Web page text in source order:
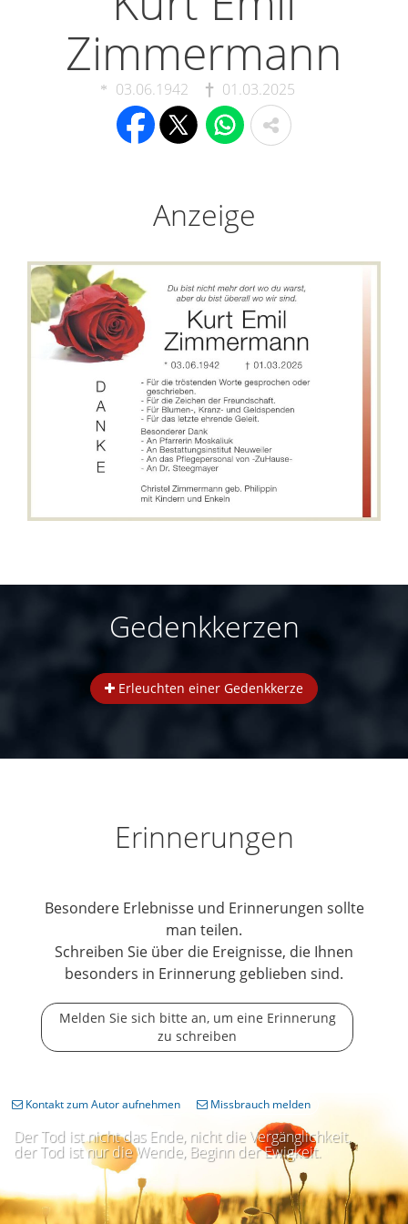
Zimmermann
03.06.1942 01.03.2025
Anzeige
Gedenkkerzen
Erleuchten einer Gedenkkerze
Erinnerungen
Besondere Erlebnisse und Erinnerungen sollte
man teilen.
Schreiben Sie über die Ereignisse, die Ihnen
besonders in Erinnerung geblieben sind.
Melden Sie sich bitte an, um eine Erinnerung
zu schreiben
Der Tod ist nicht das Ende, nicht die Vergänglichkeit,
der Tod ist nur die Wende, Beginn der Ewigkeit.
Kontakt zum Autor aufnehmen Missbrauch melden